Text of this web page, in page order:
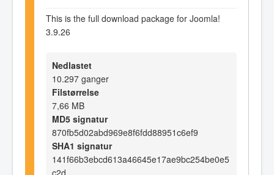
This is the full download package for Joomla!
3.9.26
Nedlastet
10.297 ganger
Filstørrelse
7,66 MB
MD5 signatur
870fb5d02abd969e8f6fdd88951c6ef9
SHA1 signatur
141f66b3ebcd613a46645e17ae9bc254be0e5
c2d